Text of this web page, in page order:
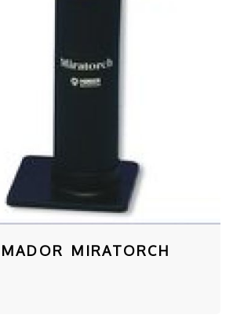
MIRATORCH